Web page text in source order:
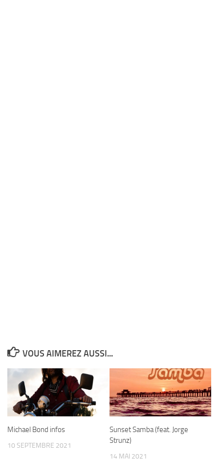
VOUS AIMEREZ AUSSI...
Michael Bond infos
10 SEPTEMBRE 2021
Sunset Samba (feat. Jorge
Strunz)
14 MAI 2021